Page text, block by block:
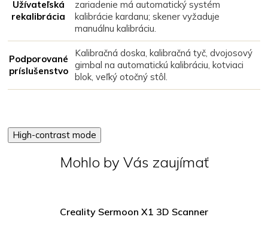
Užívateľská
rekalibrácia
zariadenie má automatický systém
kalibrácie kardanu; skener vyžaduje
manuálnu kalibráciu.
Podporované
príslušenstvo
Kalibračná doska, kalibračná tyč, dvojosový
gimbal na automatickú kalibráciu, kotviaci
blok, veľký otočný stôl.
High-contrast mode
Mohlo by Vás zaujímať
Creality Sermoon X1 3D Scanner